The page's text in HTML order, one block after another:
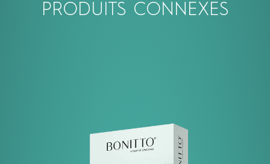
PRODUITS CONNEXES